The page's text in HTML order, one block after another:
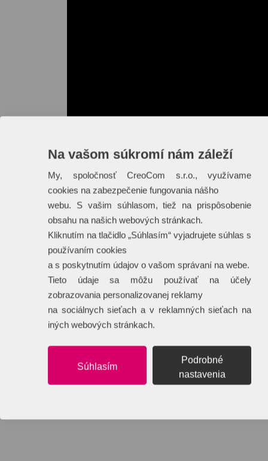
Na vašom súkromí nám záleží
My, spoločnosť CreoCom s.r.o., využívame
cookies na zabezpečenie fungovania nášho
webu. S vašim súhlasom, tiež na prispôsobenie
obsahu na našich webových stránkach.
Kliknutím na tlačidlo „Súhlasím“ vyjadrujete súhlas s
používaním cookies
a s poskytnutím údajov o vašom správaní na webe.
Tieto údaje sa môžu používať na účely
zobrazovania personalizovanej reklamy
na sociálnych sieťach a v reklamných sieťach na
iných webových stránkach.
Súhlasím
Podrobné
nastavenia